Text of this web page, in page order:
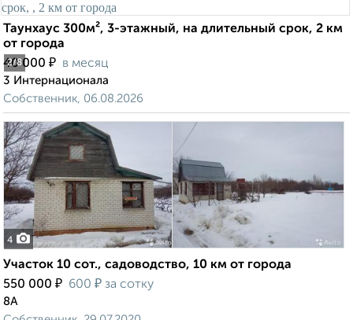
2/8
Таунхаус 300м², 3-этажный, на длительный срок, 2 км
от города
40 000 ₽ в месяц
3 Интернационала
Собственник, 06.08.2026
4
Участок 10 сот., садоводство, 10 км от города
550 000 ₽ 600 ₽ за сотку
8А